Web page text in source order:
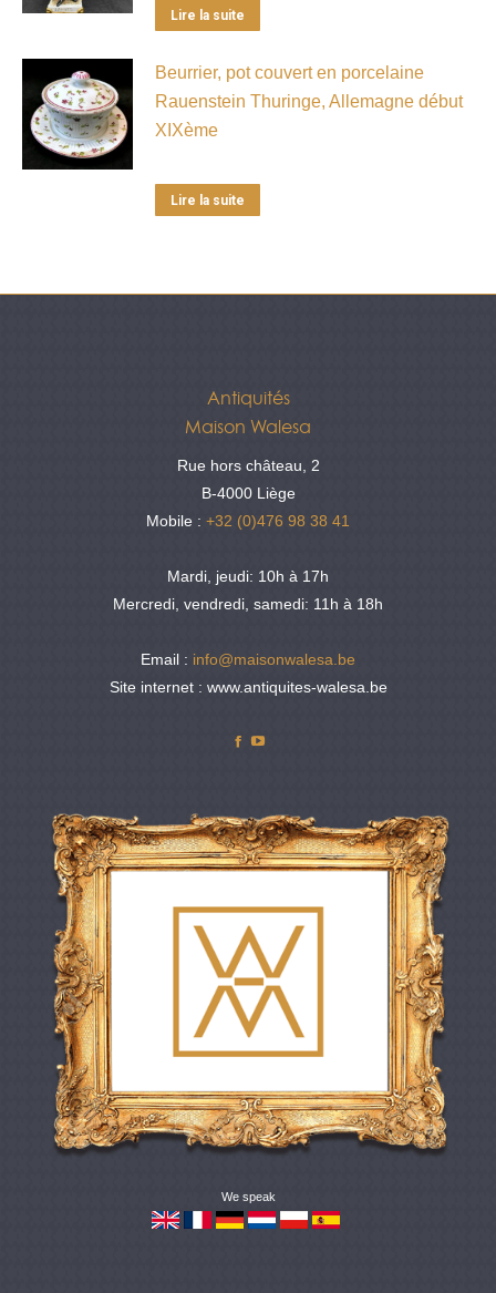
Lire la suite
Beurrier, pot couvert en porcelaine
Rauenstein Thuringe, Allemagne début
XIXème
Lire la suite
Antiquités
Maison Walesa
Rue hors château, 2
B-4000 Liège
Mobile : +32 (0)476 98 38 41
Mardi, jeudi: 10h à 17h
Mercredi, vendredi, samedi: 11h à 18h
Email : info@maisonwalesa.be
Site internet : www.antiquites-walesa.be
Facebook
We speak